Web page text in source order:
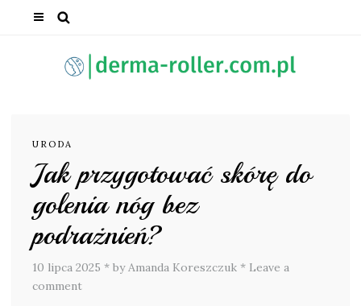
URODA
Jak przygotować skórę do
golenia nóg bez
podrażnień?
10 lipca 2025 * by Amanda Koreszczuk * Leave a
comment